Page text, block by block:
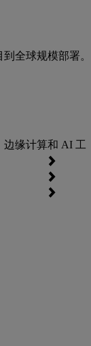
全球规模部署。
边缘计算和 AI 工